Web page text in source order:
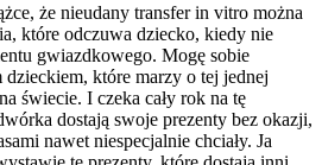
że nieudany transfer in vitro można
które odczuwa dziecko, kiedy nie
gwiazdkowego. Mogę sobie
które marzy o tej jednej
świecie. I czeka cały rok na tę
dostają swoje prezenty bez okazji,
nawet niespecjalnie chciały. Ja